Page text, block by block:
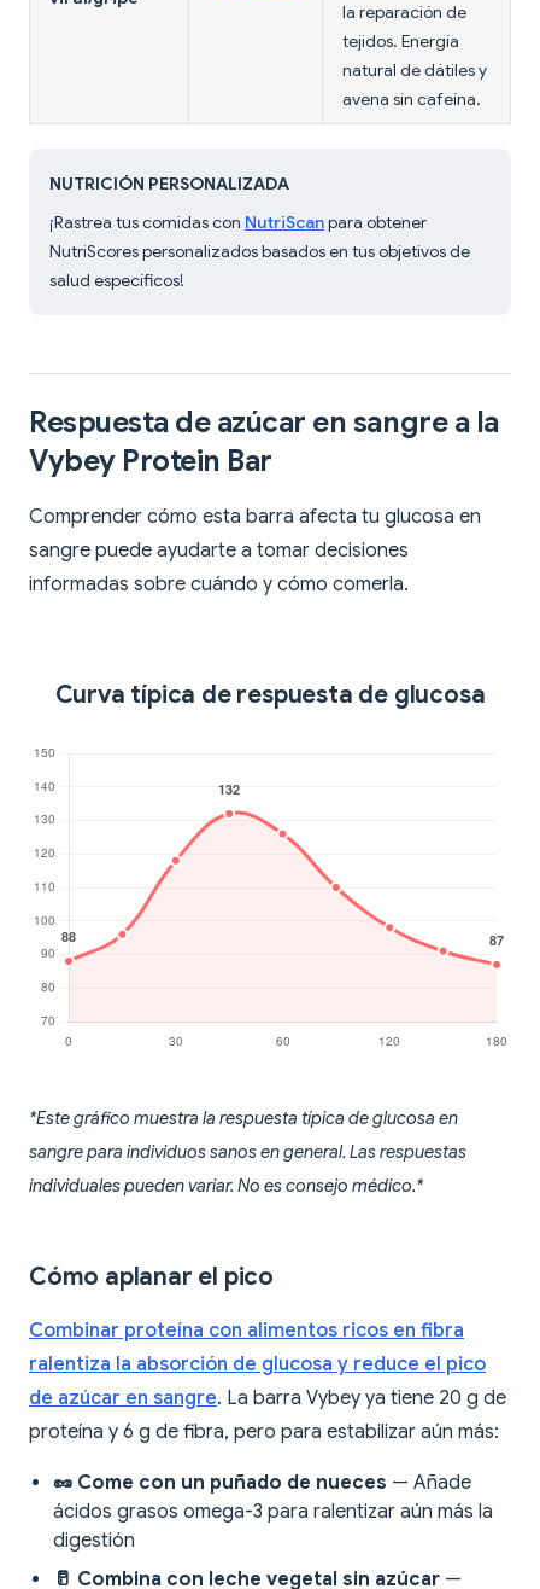
la reparación de
tejidos. Energía
natural de dátiles y
avena sin cafeína.
NUTRICIÓN PERSONALIZADA
¡Rastrea tus comidas con NutriScanpara obtener
NutriScores personalizados basados en tus objetivos de
salud específicos!
Respuesta de azúcar en sangre a la
Vybey Protein Bar
Comprender cómo esta barra afecta tu glucosa en
sangre puede ayudarte a tomar decisiones
informadas sobre cuándo y cómo comerla.
Curva típica de respuesta de glucosa
*Este gráfico muestra la respuesta típica de glucosa en
sangre para individuos sanos en general. Las respuestas
individuales pueden variar. No es consejo médico.*
Cómo aplanar el pico
Combinar proteína con alimentos ricos en fibra
ralentiza la absorción de glucosa y reduce el pico
de azúcar en sangre. La barra Vybey ya tiene 20 g de
proteína y 6 g de fibra, pero para estabilizar aún más:
🥜 Come con un puñado de nueces — Añade
ácidos grasos omega-3 para ralentizar aún más la
digestión
🥛 Combina con leche vegetal sin azúcar —